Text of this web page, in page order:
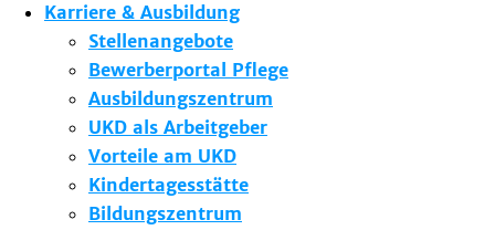
Karriere & Ausbildung
Stellenangebote
Bewerberportal Pflege
Ausbildungszentrum
UKD als Arbeitgeber
Vorteile am UKD
Kindertagesstätte
Bildungszentrum